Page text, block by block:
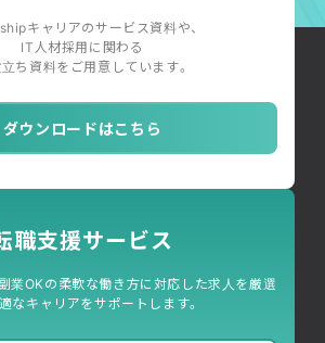
キャリアのサービス資料や、
IT人材採用に関わる
ち資料をご用意しています。
ダウンロードはこちら
職支援サービス
業OKの柔軟な働き方に対応した求人を厳選
適なキャリアをサポートします。